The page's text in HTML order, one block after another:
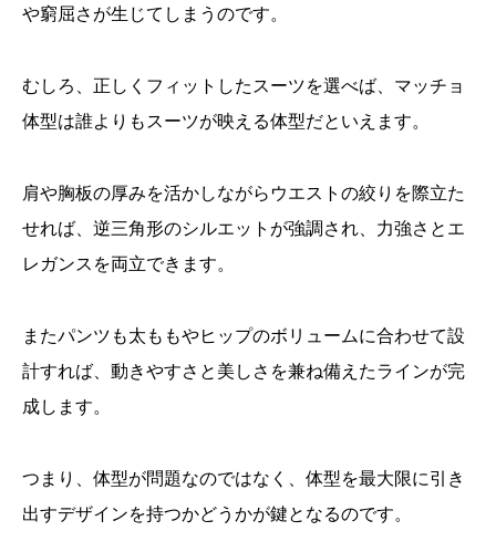
や窮屈さが生じてしまうのです。
むしろ、正しくフィットしたスーツを選べば、マッチョ
体型は誰よりもスーツが映える体型だといえます。
肩や胸板の厚みを活かしながらウエストの絞りを際立た
せれば、逆三角形のシルエットが強調され、力強さとエ
レガンスを両立できます。
またパンツも太ももやヒップのボリュームに合わせて設
計すれば、動きやすさと美しさを兼ね備えたラインが完
成します。
つまり、体型が問題なのではなく、体型を最大限に引き
出すデザインを持つかどうかが鍵となるのです。